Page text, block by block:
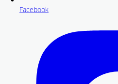
Facebook